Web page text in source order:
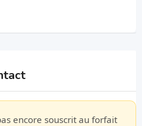
encore souscrit au forfait